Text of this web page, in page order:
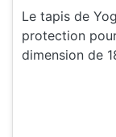
Le tapis de
protection
dimension de